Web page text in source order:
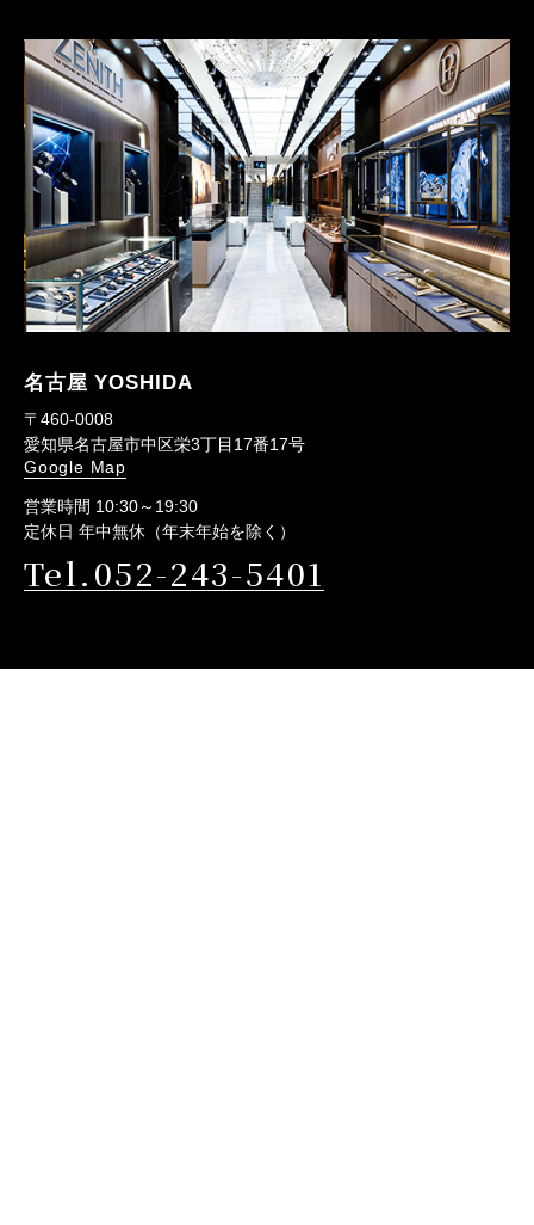
名古屋 YOSHIDA
〒460-0008
愛知県名古屋市中区栄3丁目17番17号
Google Map
営業時間 10:30～19:30
定休日 年中無休（年末年始を除く）
Tel.052-243-5401